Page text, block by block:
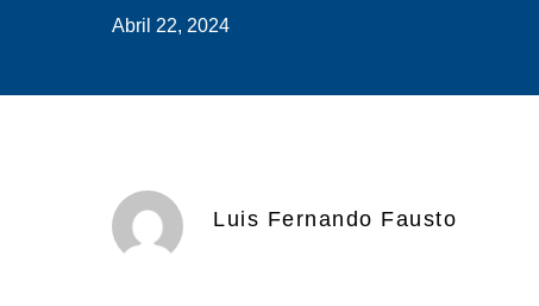
Abril 22, 2024
Luis Fernando Fausto